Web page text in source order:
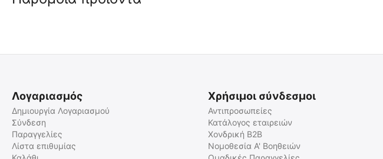
Λαρυγγική Μάσκα με Cuff
Λογαριασμός
Δημιουργία Λογαριασμού
Σύνδεση
Παραγγελίες
Λίστα επιθυμίας
Χρήσιμοι σύνδεσμοι
Αντιπροσωπείες
Κατάλογος εταιρειών
Χονδρική B2B
Νομοθεσία Α' Βοηθειών